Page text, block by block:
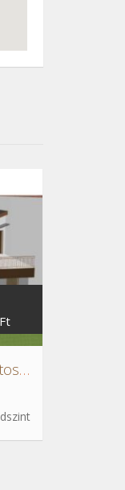
Újépítésű, kertkapcsolatos 4 szobás lakás a XVII.ker.-ben